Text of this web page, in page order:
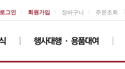
로그인 회원가입 장바구니 주문조회